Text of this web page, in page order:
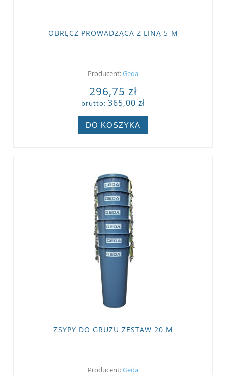
OBRĘCZ PROWADZĄCA Z LINĄ 5 M
Producent:Geda
296,75 zł
brutto: 365,00 zł
DO KOSZYKA
ZSYPY DO GRUZU ZESTAW 20 M
Producent:Geda